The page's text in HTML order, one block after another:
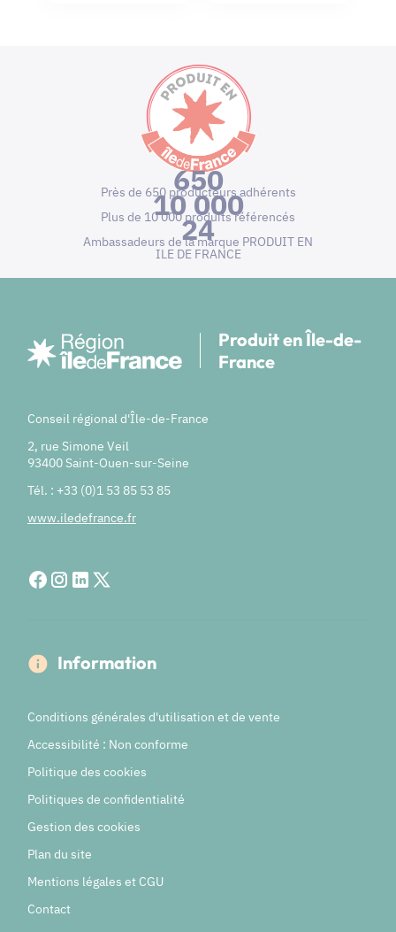
650
Près de 650 producteurs adhérents
10 000
Plus de 10 000 produits référencés
24
Ambassadeurs de la marque PRODUIT EN
ILE DE FRANCE
Produit en Île-de-
France
Conseil régional d'Île-de-France
2, rue Simone Veil
93400 Saint-Ouen-sur-Seine
Tél. : +33 (0)1 53 85 53 85
www.iledefrance.fr
Information
Conditions générales d'utilisation et de vente
Accessibilité : Non conforme
Politique des cookies
Politiques de confidentialité
Gestion des cookies
Plan du site
Mentions légales et CGU
Contact